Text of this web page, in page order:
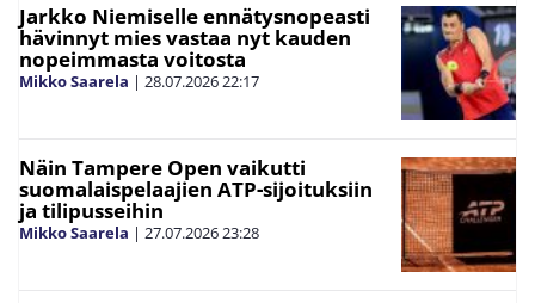
Jarkko Niemiselle ennätysnopeasti
hävinnyt mies vastaa nyt kauden
nopeimmasta voitosta
Mikko Saarela | 28.07.202622:17
Näin Tampere Open vaikutti
suomalaispelaajien ATP-sijoituksiin
ja tilipusseihin
Mikko Saarela | 27.07.202623:28